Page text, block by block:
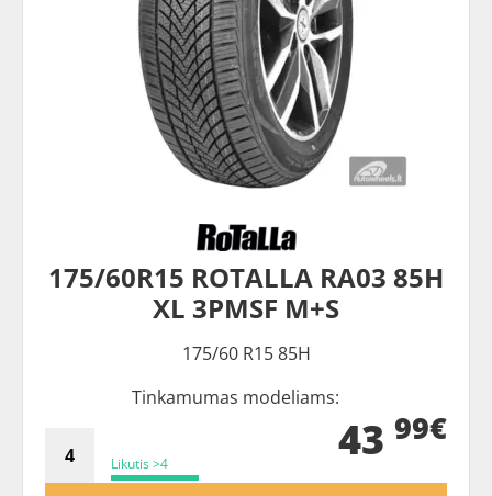
175/60R15 ROTALLA RA03 85H
XL 3PMSF M+S
175/60 R15 85H
Tinkamumas modeliams:
Likutis >4 43 99€